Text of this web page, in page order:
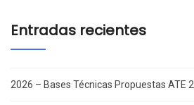
Entradas recientes
2026 – Bases Técnicas Propuestas ATE